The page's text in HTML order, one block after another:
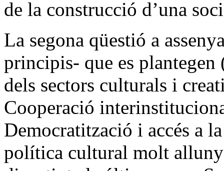
de la construcció d’una
La segona qüestió a
principis- que es
dels sectors culturals i
Cooperació
Democratització i accés a
política cultural molt